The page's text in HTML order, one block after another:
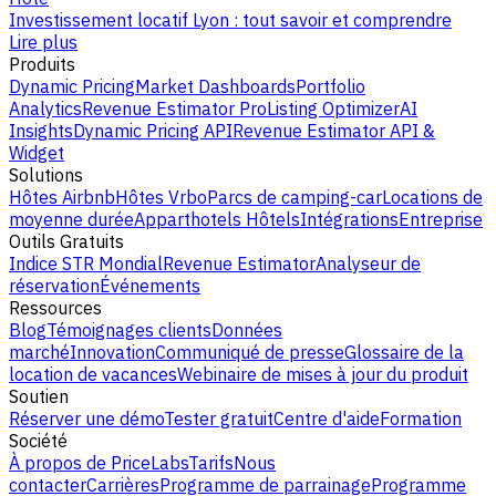
Investissement locatif Lyon : tout savoir et comprendre
Lire plus
Produits
Dynamic PricingMarket DashboardsPortfolio
AnalyticsRevenue Estimator ProListing OptimizerAI
InsightsDynamic Pricing APIRevenue Estimator API &
Widget
Solutions
Hôtes AirbnbHôtes VrboParcs de camping-carLocations de
moyenne duréeApparthotels HôtelsIntégrationsEntreprise
Outils Gratuits
Indice STR MondialRevenue EstimatorAnalyseur de
réservationÉvénements
Ressources
BlogTémoignages clientsDonnées
marchéInnovationCommuniqué de presseGlossaire de la
location de vacancesWebinaire de mises à jour du produit
Soutien
Réserver une démoTester gratuitCentre d'aideFormation
Société
À propos de PriceLabsTarifsNous
contacterCarrièresProgramme de parrainageProgramme